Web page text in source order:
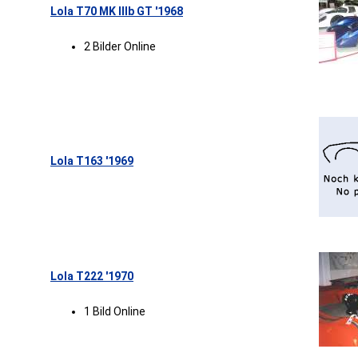
Lola T70 MK IIIb GT '1968
2 Bilder Online
Lola T163 '1969
Lola T222 '1970
1 Bild Online